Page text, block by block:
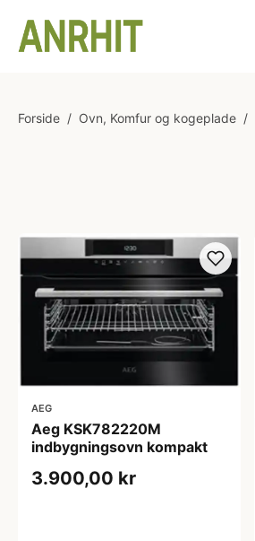
Forside / Ovn, Komfur og kogeplade /
AEG
Aeg KSK782220M
indbygningsovn kompakt
3.900,00 kr